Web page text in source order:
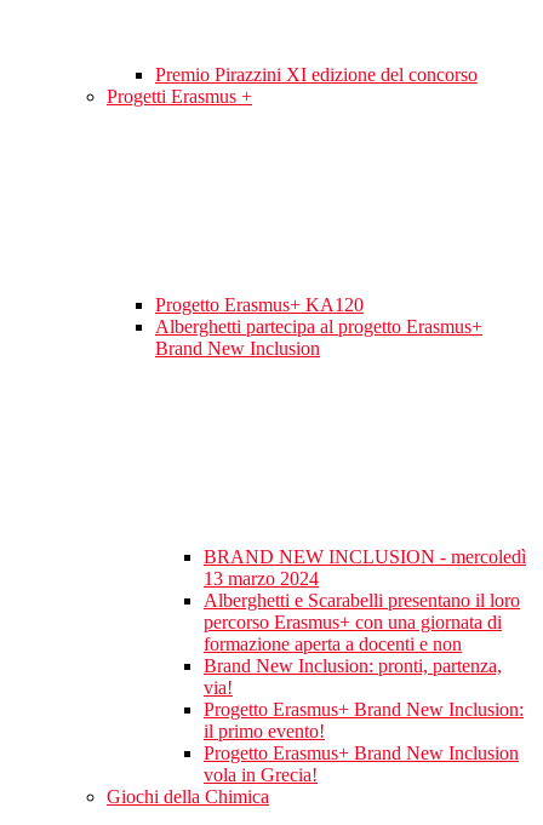
Premio Pirazzini XI edizione del concorso
Progetti Erasmus +
Progetto Erasmus+ KA120
Alberghetti partecipa al progetto Erasmus+
Brand New Inclusion
BRAND NEW INCLUSION - mercoledì
13 marzo 2024
Alberghetti e Scarabelli presentano il loro
percorso Erasmus+ con una giornata di
formazione aperta a docenti e non
Brand New Inclusion: pronti, partenza,
via!
Progetto Erasmus+ Brand New Inclusion:
il primo evento!
Progetto Erasmus+ Brand New Inclusion
vola in Grecia!
Giochi della Chimica